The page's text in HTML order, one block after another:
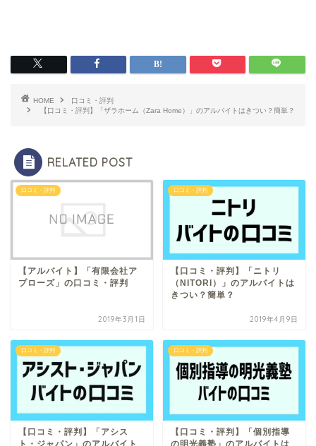
HOME
口コミ・評判
【口コミ・評判】「ザラホーム（Zara Home）」のアルバイトはきつい？簡単？
RELATED POST
口コミ・評判
【アルバイト】「有限会社ア
プローズ」の口コミ・評判
2019年3月1日
口コミ・評判
【口コミ・評判】「ニトリ
（NITORI）」のアルバイトは
きつい？簡単？
2019年4月9日
口コミ・評判
【口コミ・評判】「アシス
ト・ジャパン」のアルバイト
口コミ・評判
【口コミ・評判】「個別指導
の明光義塾」のアルバイトは